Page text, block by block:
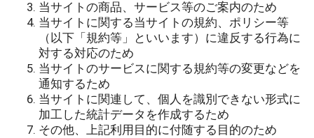
当サイトの商品、サービス等のご案内のため
当サイトに関する当サイトの規約、ポリシー等
（以下「規約等」といいます）に違反する行為に
対する対応のため
当サイトのサービスに関する規約等の変更などを
通知するため
当サイトに関連して、個人を識別できない形式に
加工した統計データを作成するため
その他、上記利用目的に付随する目的のため